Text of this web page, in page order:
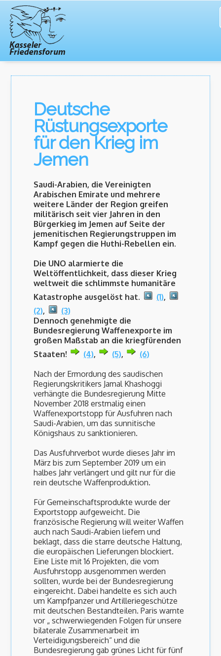
Deutsche
Rüstungsexporte
für den Krieg im
Jemen
Saudi-Arabien, die Vereinigten
Arabischen Emirate und mehrere
weitere Länder der Region greifen
militärisch seit vier Jahren in den
Bürgerkieg im Jemen auf Seite der
jemenitischen Regierungstruppen im
Kampf gegen die Huthi-Rebellen ein.
Die UNO alarmierte die
Weltöffentlichkeit, dass dieser Krieg
weltweit die schlimmste humanitäre
Katastrophe ausgelöst hat.
(1),
(2),
(3)
Dennoch genehmigte die
Bundesregierung Waffenexporte im
großen Maßstab an die kriegfürenden
Staaten!
(4), (5),
(6)
Nach der Ermordung des saudischen
Regierungskritikers Jamal Khashoggi
verhängte die Bundesregierung Mitte
November 2018 erstmalig einen
Waffenexportstopp für Ausfuhren nach
Saudi-Arabien, um das sunnitische
Königshaus zu sanktionieren.
Das Ausfuhrverbot wurde dieses Jahr im
März bis zum September 2019 um ein
halbes Jahr verlängert und gilt nur für die
rein deutsche Waffenproduktion.
Für Gemeinschaftsprodukte wurde der
Exportstopp aufgeweicht. Die
französische Regierung will weiter Waffen
auch nach Saudi-Arabien liefern und
beklagt, dass die starre deutsche Haltung,
die europäischen Lieferungen blockiert.
Eine Liste mit 16 Projekten, die vom
Ausfuhrstopp ausgenommen werden
sollten, wurde bei der Bundesregierung
eingereicht. Dabei handelte es sich auch
um Kampfpanzer und Artilleriegeschütze
mit deutschen Bestandteilen. Paris warnte
vor „ schwerwiegenden Folgen für unsere
bilaterale Zusammenarbeit im
Verteidigungsbereich“ und die
Bundesregierung gab grünes Licht für fünf